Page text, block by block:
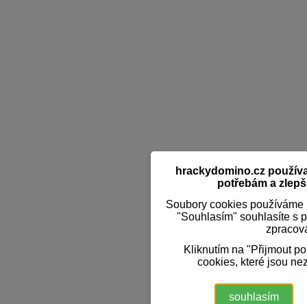
hrackydomino.cz
potřebám a
Soubory cookies
"Souhlasím" souhlasíte s
Kliknutím na "Přijmout
cookies, které jsou
souhlasím